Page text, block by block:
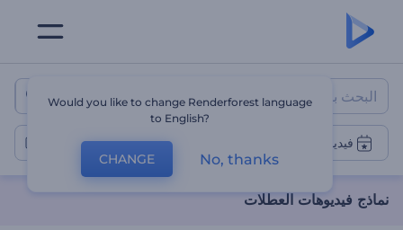
نماذج فيديوهات العطلات
فيديوهات العطلات
نماذج فيديوهات العطلات
Would you like to change Renderforest language
to English?
CHANGE No, thanks